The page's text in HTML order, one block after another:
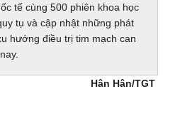
tế cùng 500 phiên khoa học
tụ và cập nhật những phát
hướng điều trị tim mạch can
Hân Hân/TGT